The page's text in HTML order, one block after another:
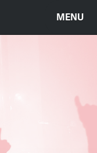
MENU